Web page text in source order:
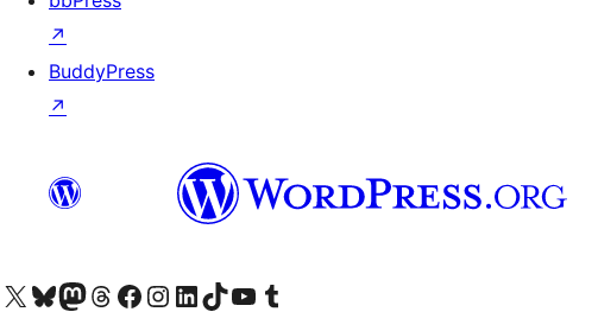
↗
BuddyPress
↗
Visit our X (formerly Twitter) account
Visit our Bluesky account
Visit our Mastodon account
Visit our Threads account
Visit our Facebook page
Visit our Instagram account
Visit our LinkedIn account
Visit our TikTok account
Visit our YouTube channel
Visit our Tumblr account